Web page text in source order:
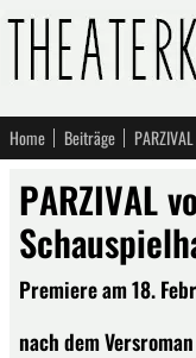
Home Beiträge
PARZIVAL
Premiere am 18.
nach dem